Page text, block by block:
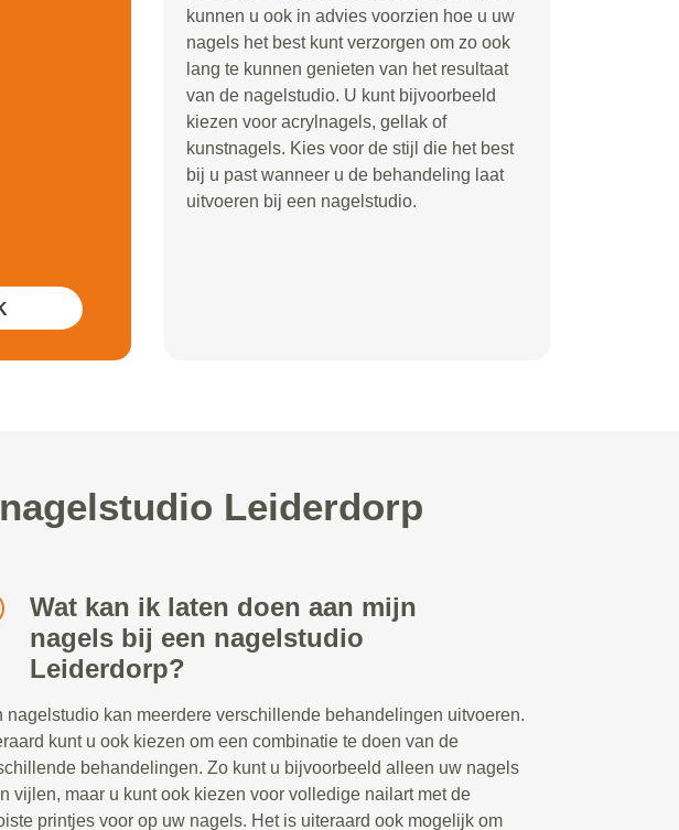
kunnen u ook in advies voorzien hoe u uw
nagels het best kunt verzorgen om zo ook
lang te kunnen genieten van het resultaat
van de nagelstudio. U kunt bijvoorbeeld
kiezen voor acrylnagels, gellak of
kunstnagels. Kies voor de stijl die het best
bij u past wanneer u de behandeling laat
uitvoeren bij een nagelstudio.
Leiderdorp
Wat kan ik laten doen aan mijn
nagels bij een nagelstudio
Leiderdorp?
nagelstudio kan meerdere verschillende behandelingen uitvoeren.
kunt u ook kiezen om een combinatie te doen van de
behandelingen. Zo kunt u bijvoorbeeld alleen uw nagels
vijlen, maar u kunt ook kiezen voor volledige nailart met de
printjes voor op uw nagels. Het is uiteraard ook mogelijk om